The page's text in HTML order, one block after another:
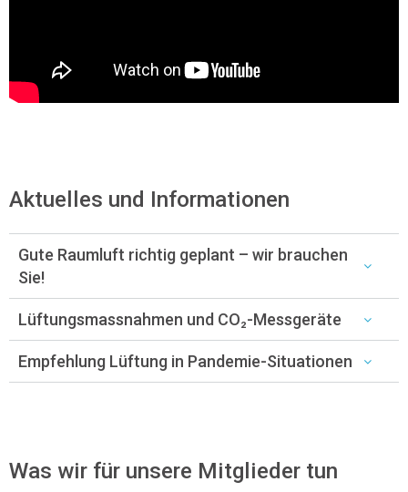
Aktuelles und Informationen
Gute Raumluft richtig geplant – wir brauchen
Sie!
Lüftungsmassnahmen und CO₂-Messgeräte
Empfehlung Lüftung in Pandemie-Situationen
Was wir für unsere Mitglieder tun